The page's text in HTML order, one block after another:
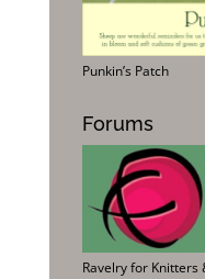
Punkin’s Patch
Forums
Ravelry for Knitters